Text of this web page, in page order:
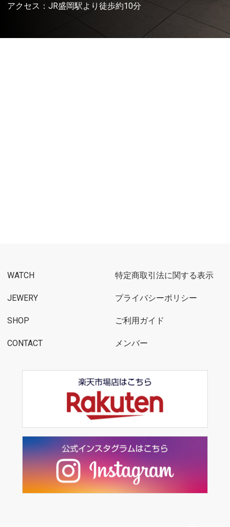
アクセス：JR盛岡駅より徒歩約10分
WATCH
JEWERY
SHOP
CONTACT
特定商取引法に関する表示
プライバシーポリシー
ご利用ガイド
メンバー